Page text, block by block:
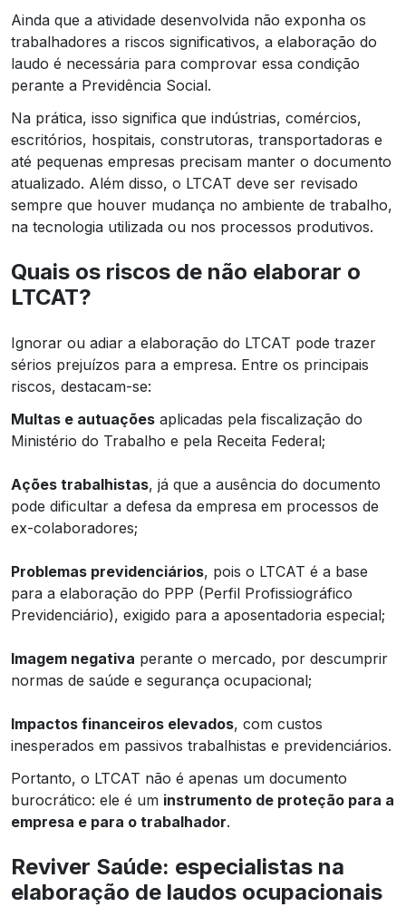
Ainda que a atividade desenvolvida não exponha os
trabalhadores a riscos significativos, a elaboração do
laudo é necessária para comprovar essa condição
perante a Previdência Social.
Na prática, isso significa que indústrias, comércios,
escritórios, hospitais, construtoras, transportadoras e
até pequenas empresas precisam manter o documento
atualizado. Além disso, o LTCAT deve ser revisado
sempre que houver mudança no ambiente de trabalho,
na tecnologia utilizada ou nos processos produtivos.
Quais os riscos de não elaborar o
LTCAT?
Ignorar ou adiar a elaboração do LTCAT pode trazer
sérios prejuízos para a empresa. Entre os principais
riscos, destacam-se:
Multas e autuações aplicadas pela fiscalização do
Ministério do Trabalho e pela Receita Federal;
Ações trabalhistas, já que a ausência do documento
pode dificultar a defesa da empresa em processos de
ex-colaboradores;
Problemas previdenciários, pois o LTCAT é a base
para a elaboração do PPP (Perfil Profissiográfico
Previdenciário), exigido para a aposentadoria especial;
Imagem negativa perante o mercado, por descumprir
normas de saúde e segurança ocupacional;
Impactos financeiros elevados, com custos
inesperados em passivos trabalhistas e previdenciários.
Portanto, o LTCAT não é apenas um documento
burocrático: ele é um instrumento de proteção para a
empresa e para o trabalhador.
Reviver Saúde: especialistas na
elaboração de laudos ocupacionais